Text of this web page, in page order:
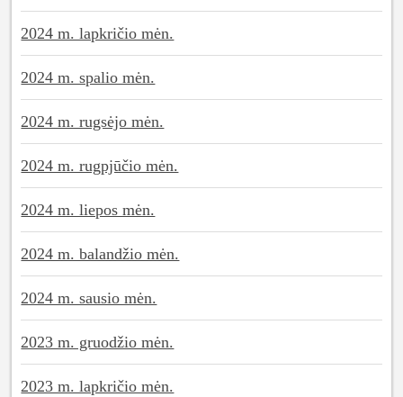
2024 m. lapkričio mėn.
2024 m. spalio mėn.
2024 m. rugsėjo mėn.
2024 m. rugpjūčio mėn.
2024 m. liepos mėn.
2024 m. balandžio mėn.
2024 m. sausio mėn.
2023 m. gruodžio mėn.
2023 m. lapkričio mėn.